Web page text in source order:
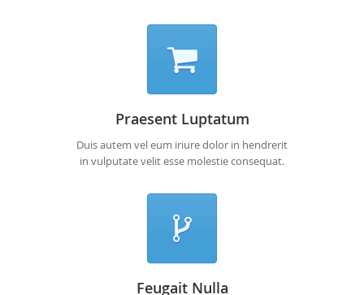
Praesent Luptatum
Duis autem vel eum iriure dolor in hendrerit
in vulputate velit esse molestie consequat.
Feugait Nulla